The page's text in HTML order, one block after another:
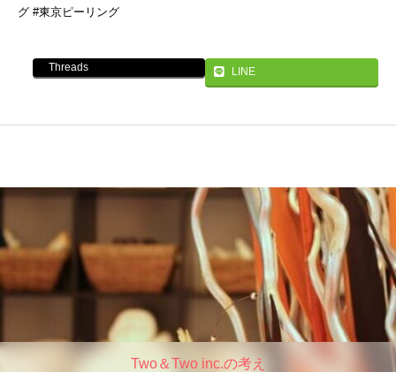
グ #東京ピーリング
Threads LINE
Two＆Two inc.の考え